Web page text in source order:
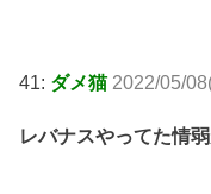
41: ダメ猫 2022/05/
レバナスやってた情